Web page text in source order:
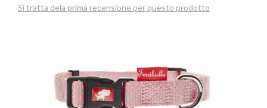
Si tratta dela prima recensione per questo prodotto